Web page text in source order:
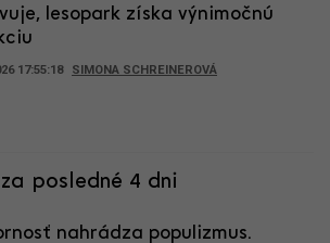
lesopark získa výnimočnú
17:55:18 SIMONA SCHREINEROVÁ
posledné 4 dni
nahrádza populizmus.